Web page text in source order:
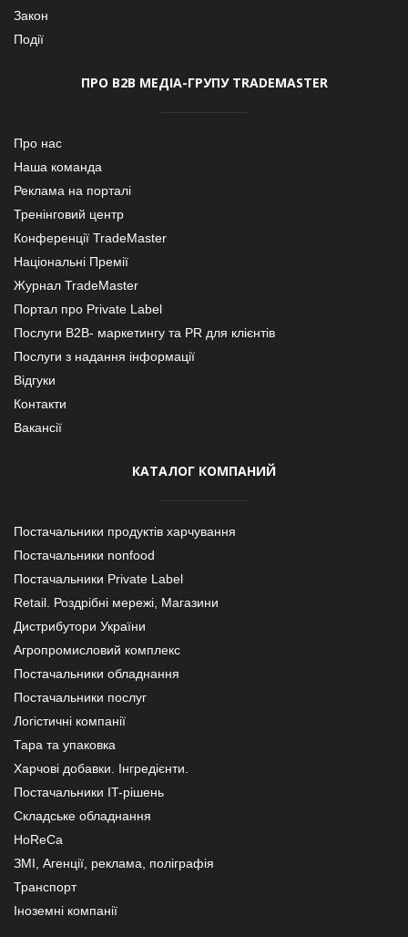
Закон
Події
ПРО В2В МЕДІА-ГРУПУ TRADEMASTER
Про нас
Наша команда
Реклама на порталі
Тренінговий центр
Конференції TradeMaster
Національні Премії
Журнал TradeMaster
Портал про Private Label
Послуги В2В- маркетингу та PR для клієнтів
Послуги з надання інформації
Відгуки
Контакти
Вакансії
КАТАЛОГ КОМПАНИЙ
Постачальники продуктів харчування
Постачальники nonfood
Постачальники Private Label
Retail. Роздрібні мережі, Магазини
Дистрибутори України
Агропромисловий комплекс
Постачальники обладнання
Постачальники послуг
Логістичні компанії
Тара та упаковка
Харчові добавки. Інгредієнти.
Постачальники IT-рішень
Складське обладнання
HoReCa
ЗМІ, Агенції, реклама, поліграфія
Транспорт
Іноземні компанії